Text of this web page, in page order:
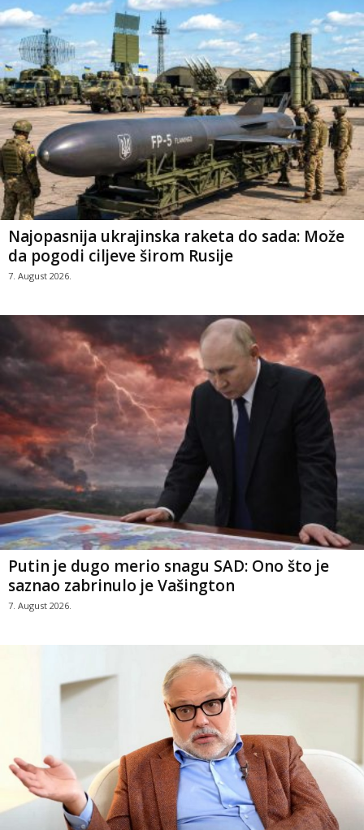
Najopasnija ukrajinska raketa do sada: Može
da pogodi ciljeve širom Rusije
7. August 2026.
Putin je dugo merio snagu SAD: Ono što je
saznao zabrinulo je Vašington
7. August 2026.